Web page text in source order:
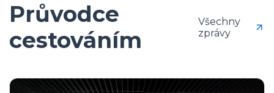
Průvodce
cestováním
Všechny
zprávy